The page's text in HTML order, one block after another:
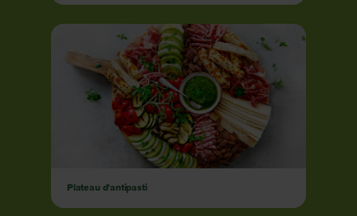
Plateau d'antipasti